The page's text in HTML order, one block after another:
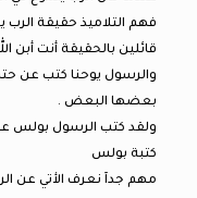
قائلين بالحقيقة أنت أبن
والرسول يوحنا كتب عن
بعضها البعض .
ولقد كتب الرسول بولس
كتبة بولس
مهم جدآ نعرف الأتي عن